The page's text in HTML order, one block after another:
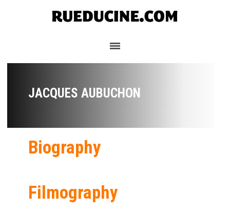
JACQUES AUBUCHON
Biography
Filmography